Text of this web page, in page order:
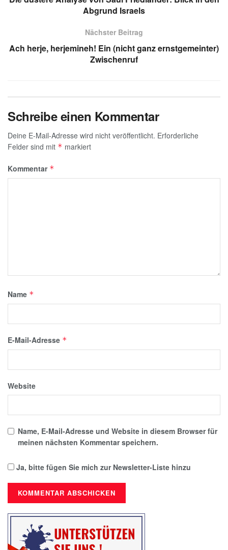
o
o
k
Abgrund Israels
Nächster Beitrag
Ach herje, herjemineh! Ein (nicht ganz ernstgemeinter)
Zwischenruf
Schreibe einen Kommentar
Deine E-Mail-Adresse wird nicht veröffentlicht. Erforderliche
Felder sind mit * markiert
Kommentar *
Name *
E-Mail-Adresse *
Website
Name, E-Mail-Adresse und Website in diesem Browser für
meinen nächsten Kommentar speichern.
Ja, bitte fügen Sie mich zur Newsletter-Liste hinzu